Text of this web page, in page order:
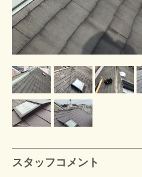
スタッフコメント